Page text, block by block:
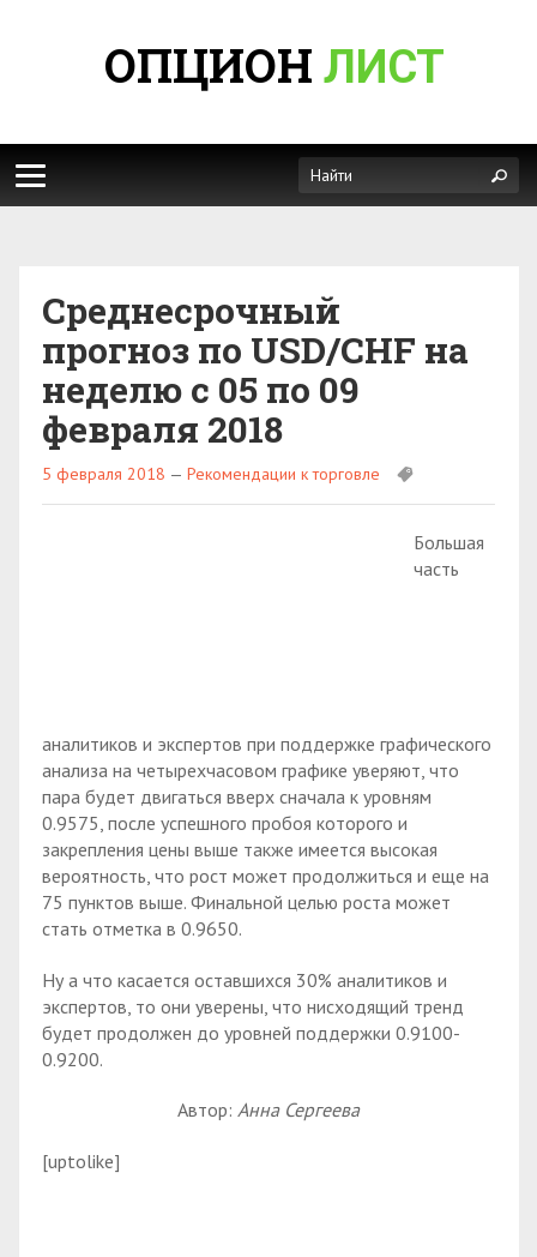
ОПЦИОН ЛИСТ
Среднесрочный
прогноз по USD/CHF на
неделю с 05 по 09
февраля 2018
5 февраля 2018 — Рекомендации к торговле
Большая
часть
аналитиков и экспертов при поддержке графического
анализа на четырехчасовом графике уверяют, что
пара будет двигаться вверх сначала к уровням
0.9575, после успешного пробоя которого и
закрепления цены выше также имеется высокая
вероятность, что рост может продолжиться и еще на
75 пунктов выше. Финальной целью роста может
стать отметка в 0.9650.
Ну а что касается оставшихся 30% аналитиков и
экспертов, то они уверены, что нисходящий тренд
будет продолжен до уровней поддержки 0.9100-
0.9200.
Автор: Анна Сергеева
[uptolike]